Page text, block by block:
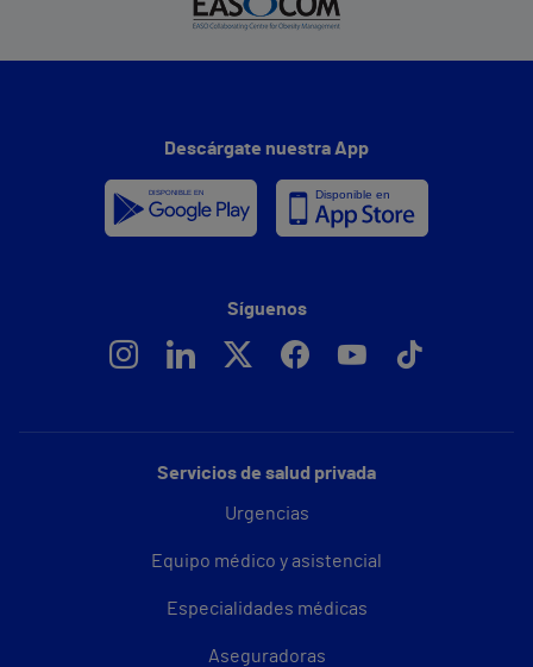
Servicios de salud privada
Urgencias
Equipo médico y asistencial
Especialidades médicas
Aseguradoras
Descárgate nuestra App
Síguenos